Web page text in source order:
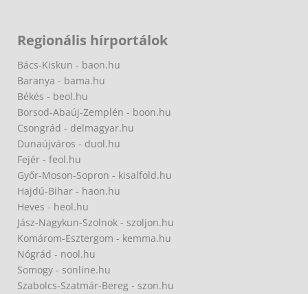
Regionális hírportálok
Bács-Kiskun - baon.hu
Baranya - bama.hu
Békés - beol.hu
Borsod-Abaúj-Zemplén - boon.hu
Csongrád - delmagyar.hu
Dunaújváros - duol.hu
Fejér - feol.hu
Győr-Moson-Sopron - kisalfold.hu
Hajdú-Bihar - haon.hu
Heves - heol.hu
Jász-Nagykun-Szolnok - szoljon.hu
Komárom-Esztergom - kemma.hu
Nógrád - nool.hu
Somogy - sonline.hu
Szabolcs-Szatmár-Bereg - szon.hu